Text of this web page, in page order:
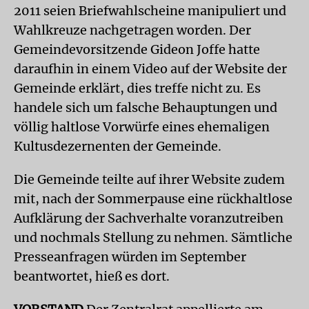
2011 seien Briefwahlscheine manipuliert und
Wahlkreuze nachgetragen worden. Der
Gemeindevorsitzende Gideon Joffe hatte
daraufhin in einem Video auf der Website der
Gemeinde erklärt, dies treffe nicht zu. Es
handele sich um falsche Behauptungen und
völlig haltlose Vorwürfe eines ehemaligen
Kultusdezernenten der Gemeinde.
Die Gemeinde teilte auf ihrer Website zudem
mit, nach der Sommerpause eine rückhaltlose
Aufklärung der Sachverhalte voranzutreiben
und nochmals Stellung zu nehmen. Sämtliche
Presseanfragen würden im September
beantwortet, hieß es dort.